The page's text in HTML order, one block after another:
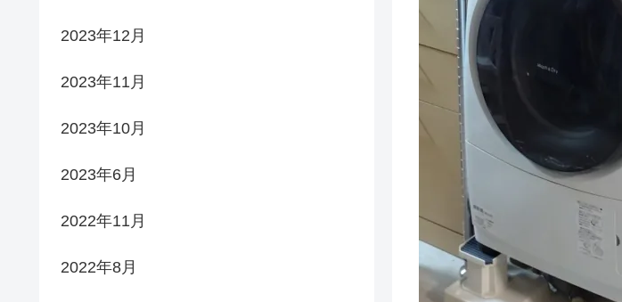
2023年12月
2023年11月
2023年10月
2023年6月
2022年11月
2022年8月